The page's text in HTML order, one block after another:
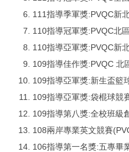
111指導季軍獎:PVQC新
110指導冠軍獎:PVQC北
110指導亞軍獎:PVQC新
109指導佳作獎:PVQC 北
109指導亞軍獎:新生盃籃
109指導亞軍獎:袋棍球競
109指導第八獎:全校班級
108兩岸專業英文競賽
106指導第一名獎:五專畢